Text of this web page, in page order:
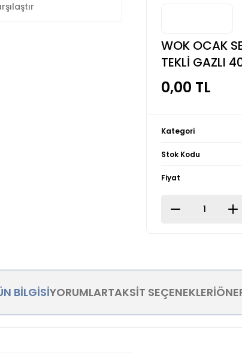
WOK OCAK
TEKLİ GAZLI
0,00 TL
Kategori
Stok Kodu
Fiyat
BILGISIYORUMLARTAKSIT SEÇENEKLERI